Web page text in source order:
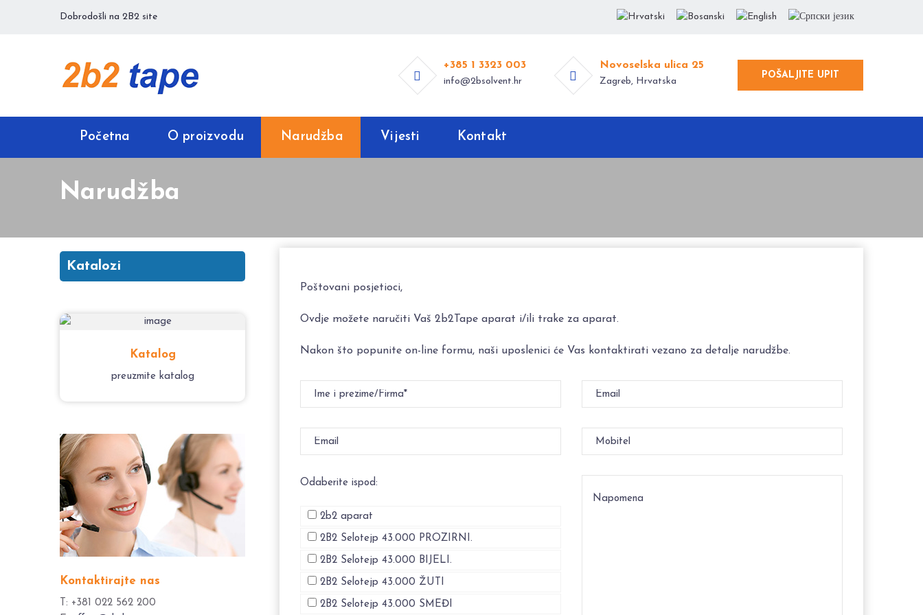
Dobrodošli na 2B2 site
POŠALJITE UPIT
+385 1 3323 003
info@2bsolvent.hr
Novoselska ulica 25
Zagreb, Hrvatska
Početna O proizvodu Narudžba Vijesti Kontakt
Narudžba
Poštovani posjetioci,
Ovdje možete naručiti Vaš 2b2Tape aparat i/ili trake za aparat.
Nakon što popunite on-line formu, naši uposlenici će Vas kontaktirati vezano za detalje narudžbe.
Odaberite ispod:
2b2 aparat
2B2 Selotejp 43.000 PROZIRNI.
2B2 Selotejp 43.000 BIJELI.
2B2 Selotejp 43.000 ŽUTI
2B2 Selotejp 43.000 SMEĐI
Katalozi
Katalog
preuzmite katalog
Kontaktirajte nas
T: +381 022 562 200